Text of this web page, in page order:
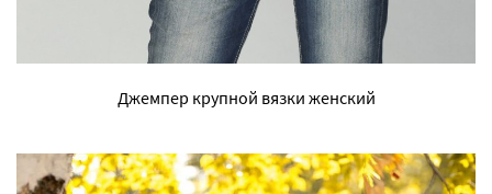
Джемпер крупной вязки женский